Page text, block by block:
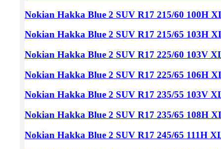
Nokian Hakka Blue 2 SUV R17 215/60 100H
Nokian Hakka Blue 2 SUV R17 215/65 103H
Nokian Hakka Blue 2 SUV R17 225/60 103V
Nokian Hakka Blue 2 SUV R17 225/65 106H
Nokian Hakka Blue 2 SUV R17 235/55 103V
Nokian Hakka Blue 2 SUV R17 235/65 108H
Nokian Hakka Blue 2 SUV R17 245/65 111H